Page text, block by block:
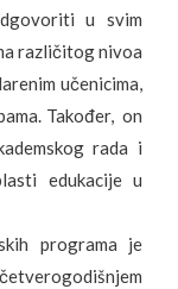
u svim
različitog nivoa
učenicima,
Također, on
rada i
edukacije u
programa je